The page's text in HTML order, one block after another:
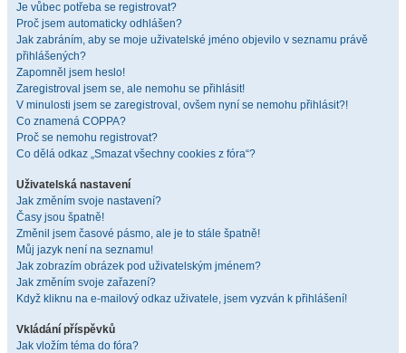
Je vůbec potřeba se registrovat?
Proč jsem automaticky odhlášen?
Jak zabráním, aby se moje uživatelské jméno objevilo v seznamu právě
přihlášených?
Zapomněl jsem heslo!
Zaregistroval jsem se, ale nemohu se přihlásit!
V minulosti jsem se zaregistroval, ovšem nyní se nemohu přihlásit?!
Co znamená COPPA?
Proč se nemohu registrovat?
Co dělá odkaz „Smazat všechny cookies z fóra“?
Uživatelská nastavení
Jak změním svoje nastavení?
Časy jsou špatně!
Změnil jsem časové pásmo, ale je to stále špatně!
Můj jazyk není na seznamu!
Jak zobrazím obrázek pod uživatelským jménem?
Jak změním svoje zařazení?
Když kliknu na e-mailový odkaz uživatele, jsem vyzván k přihlášení!
Vkládání příspěvků
Jak vložím téma do fóra?